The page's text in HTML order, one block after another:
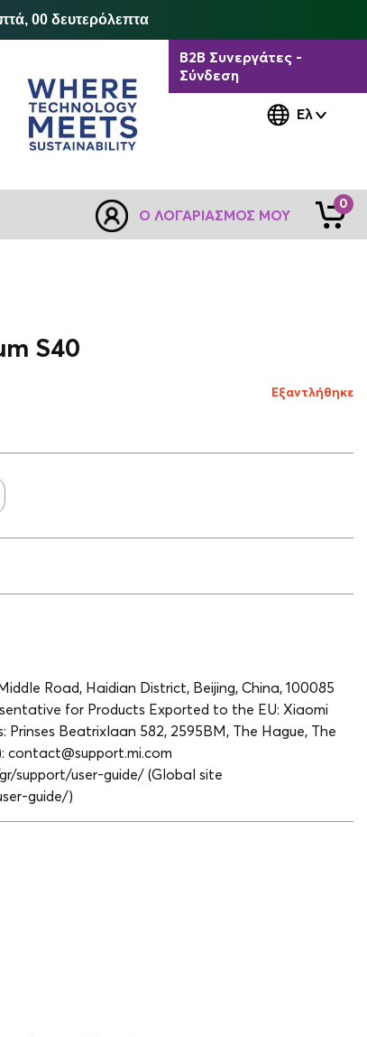
00 δευτερόλεπτα
Ελ
B2B Συνεργάτες -
Σύνδεση
Ο ΛΟΓΑΡΙΑΣΜΌΣ ΜΟΥ
0
S40
Εξαντλήθηκε
Road, Haidian District, Beijing, China, 100085
for Products Exported to the EU: Xiaomi
Prinses Beatrixlaan 582, 2595BM, The Hague, The
contact@support.mi.com
support/user-guide/ (Global site
guide/)